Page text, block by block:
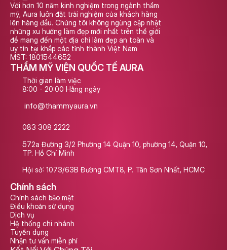
Với hơn 10 năm kinh nghiệm trong ngành thẩm
mỹ, Aura luôn đặt trải nghiệm của khách hàng
lên hàng đầu. Chúng tôi không ngừng cập nhật
những xu hướng làm đẹp mới nhất trên thế giới
để mang đến một địa chỉ làm đẹp an toàn và
uy tín tại khắp các tỉnh thành Việt Nam
MST: 1801544652
THẨM MỸ VIỆN QUỐC TẾ AURA
Thời gian làm việc
8:00 - 20:00 Hằng ngày
info@thammyaura.vn
083 308 2222
572a Đường 3/2 Phường 14 Quận 10, phường 14, Quận 10,
TP. Hồ Chí Minh
Hội sở: 1073/63B Đường CMT8, P. Tân Sơn Nhất, HCMC
Chính sách
Chính sách bảo mật
Điều khoản sử dụng
Dịch vụ
Hệ thống chi nhánh
Tuyển dụng
Nhận tư vấn miễn phí